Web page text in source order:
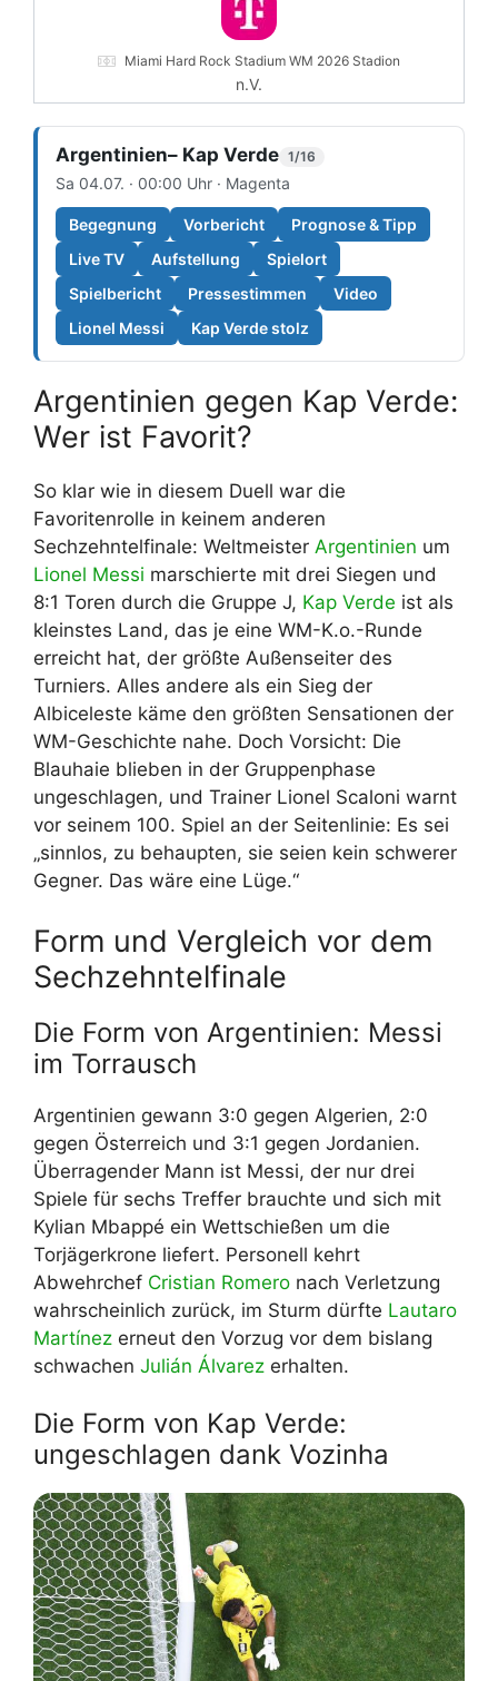
Miami Hard Rock Stadium WM 2026 Stadion
n.V.
Argentinien– Kap Verde 1/16
Sa 04.07. · 00:00 Uhr · Magenta
Begegnung Vorbericht
Prognose & Tipp
Live TV
Aufstellung
Spielort
Spielbericht
Pressestimmen
Video
Lionel Messi
Kap Verde stolz
Argentinien gegen Kap Verde:
Wer ist Favorit?
So klar wie in diesem Duell war die
Favoritenrolle in keinem anderen
Sechzehntelfinale: Weltmeister Argentinien um
Lionel Messi marschierte mit drei Siegen und
8:1 Toren durch die Gruppe J, Kap Verde ist als
kleinstes Land, das je eine WM-K.o.-Runde
erreicht hat, der größte Außenseiter des
Turniers. Alles andere als ein Sieg der
Albiceleste käme den größten Sensationen der
WM-Geschichte nahe. Doch Vorsicht: Die
Blauhaie blieben in der Gruppenphase
ungeschlagen, und Trainer Lionel Scaloni warnt
vor seinem 100. Spiel an der Seitenlinie: Es sei
„sinnlos, zu behaupten, sie seien kein schwerer
Gegner. Das wäre eine Lüge.“
Form und Vergleich vor dem
Sechzehntelfinale
Die Form von Argentinien: Messi
im Torrausch
Argentinien gewann 3:0 gegen Algerien, 2:0
gegen Österreich und 3:1 gegen Jordanien.
Überragender Mann ist Messi, der nur drei
Spiele für sechs Treffer brauchte und sich mit
Kylian Mbappé ein Wettschießen um die
Torjägerkrone liefert. Personell kehrt
Abwehrchef Cristian Romero nach Verletzung
wahrscheinlich zurück, im Sturm dürfte Lautaro
Martínez erneut den Vorzug vor dem bislang
schwachen Julián Álvarez erhalten.
Die Form von Kap Verde:
ungeschlagen dank Vozinha